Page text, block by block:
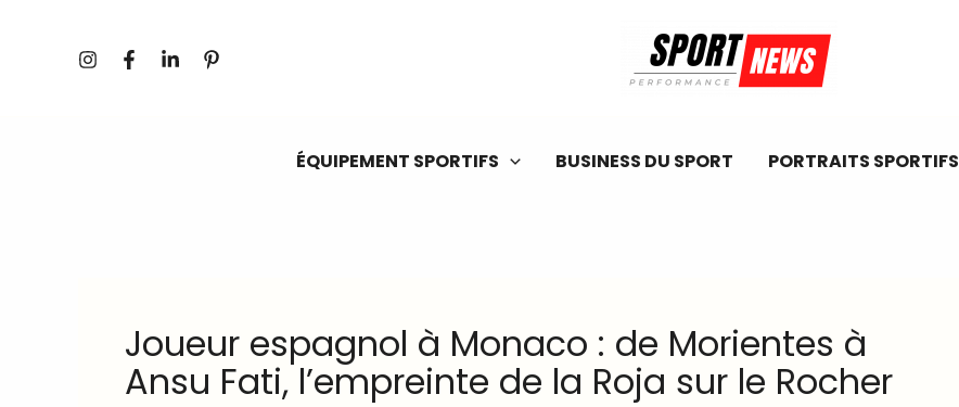
ÉQUIPEMENT SPORTIFS BUSINESS DU SPORT PORTRAITS SPORTIFS
Joueur espagnol à Monaco : de Morientes à
Ansu Fati, l’empreinte de la Roja sur le Rocher